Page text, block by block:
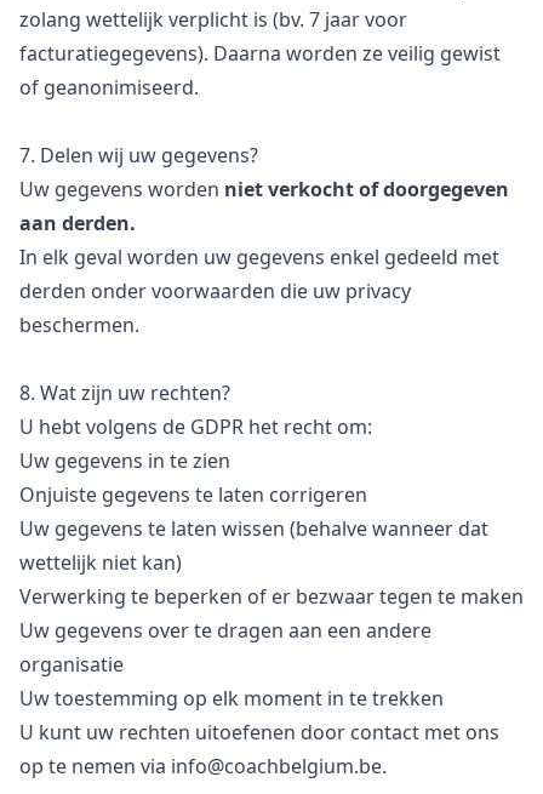
zolang wettelijk verplicht is (bv. 7 jaar voor
facturatiegegevens). Daarna worden ze veilig gewist
of geanonimiseerd.
7. Delen wij uw gegevens?
Uw gegevens worden niet verkocht of doorgegeven
aan derden.
In elk geval worden uw gegevens enkel gedeeld met
derden onder voorwaarden die uw privacy
beschermen.
8. Wat zijn uw rechten?
U hebt volgens de GDPR het recht om:
Uw gegevens in te zien
Onjuiste gegevens te laten corrigeren
Uw gegevens te laten wissen (behalve wanneer dat
wettelijk niet kan)
Verwerking te beperken of er bezwaar tegen te maken
Uw gegevens over te dragen aan een andere
organisatie
Uw toestemming op elk moment in te trekken
U kunt uw rechten uitoefenen door contact met ons
op te nemen via info@coachbelgium.be.